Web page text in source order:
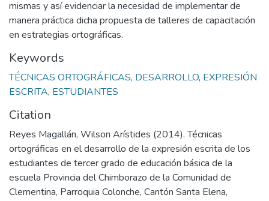
mismas y así evidenciar la necesidad de implementar de
manera práctica dicha propuesta de talleres de capacitación
en estrategias ortográficas.
Keywords
TÉCNICAS ORTOGRÁFICAS, DESARROLLO, EXPRESIÓN
ESCRITA, ESTUDIANTES
Citation
Reyes Magallán, Wilson Arístides (2014). Técnicas
ortográficas en el desarrollo de la expresión escrita de los
estudiantes de tercer grado de educación básica de la
escuela Provincia del Chimborazo de la Comunidad de
Clementina, Parroquia Colonche, Cantón Santa Elena,